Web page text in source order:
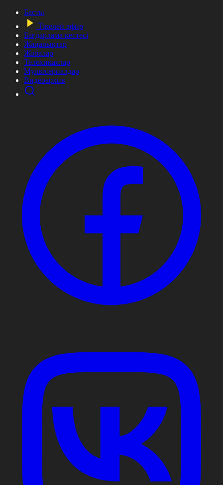
Басты
Тікелей эфир
Бағдарлама кестесі
Жаңалықтар
Жобалар
Телехикаялар
Мультсериалдар
Видеоархив